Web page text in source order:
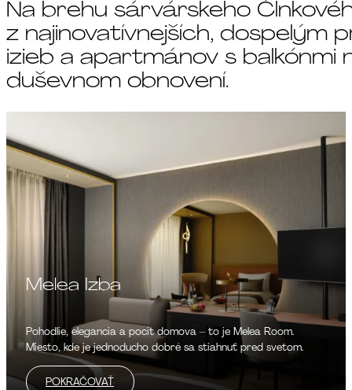
Na brehu sárvárskeho
z najinovatívnejších, dospelým
izieb a apartmánov s balkónmi
duševnom obnovení.
Melea Izba
Pohodlie, elegancia a pocit domova – to je Melea Room.
Miesto, kde je jednoducho dobré sa stiahnuť pred svetom.
POKRAČOVAŤ